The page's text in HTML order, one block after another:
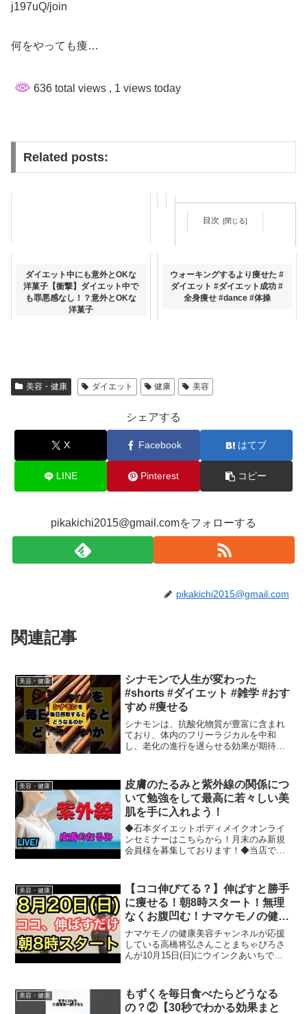
j197uQ/join
何をやっても痩…
636 total views , 1 views today
Related posts:
目次
9割が痩せる極秘テクTOP5その
4【ダイエット】
ダイエット中にも意外とOKな
洋菓子【衝撃】ダイエット中で
も罪悪感なし！？意外とOKな
洋菓子
ウォーキングするより痩せた #
ダイエット #ダイエット成功 #
全身痩せ #dance #体操
美容・健康 ダイエット 健康 美容
シェアする
X Facebook はてブ
LINE Pinterest コピー
pikakichi2015@gmail.comをフォローする
pikakichi2015@gmail.com
関連記事
美容・健康
シナモンで人生が変わった
#shorts #ダイエット #雑学 #おす
すめ #痩せる
シナモンは、抗酸化物質が豊富に含まれ
ており、体内のフリーラジカルを中和
し、老化の進行を遅らせる効果が期待で
ンには、血糖値をコントロールする効果
があります。インスリン感受...
美容・健康
皮膚のたるみと紫外線の関係につ
いて勉強をして最高に若々しい美
肌を手に入れよう！
◆石本ダイエットボディメイクオンライ
ンセミナーはこちらから！月末のみ新規
会員様を募集しております！◆当店で最
という際にぜひ！ダイエット中もおすす
め！◆直接当店で2個セッ...
美容・健康
【ココ伸びてる？】伸ばすと勝手
に痩せる！朝8時スタート！無理
なくお腹凹む！ナマケモノの健康
LIVE
ナマケモノの健康美容チャンネルが応援
している高橋将弘さんことまちゃぴろさ
んが10月15日(日)にウインクあいちで講
んの講演会日時10月15日(日)14時30分
開...
美容・健康
もずくを毎日食べたらどうなる
の？②【30秒でわかる効果まと